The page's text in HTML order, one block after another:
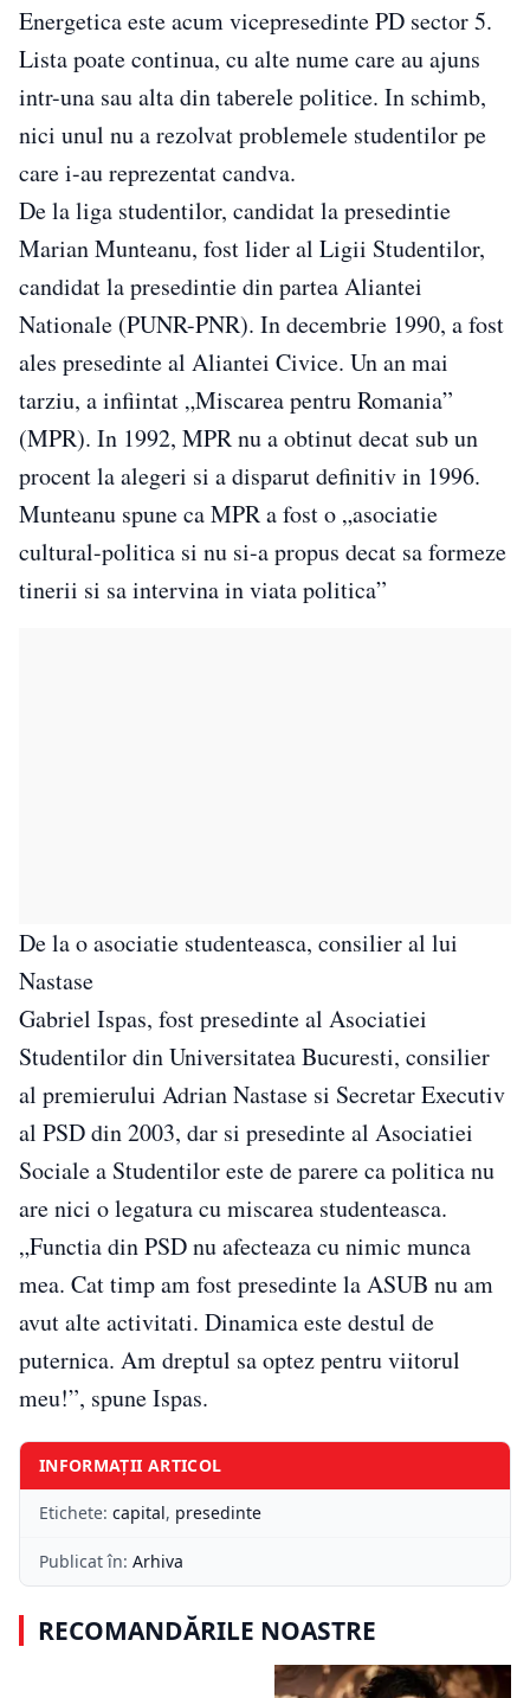
Energetica este acum vicepresedinte PD sector 5.
Lista poate continua, cu alte nume care au ajuns
intr-una sau alta din taberele politice. In schimb,
nici unul nu a rezolvat problemele studentilor pe
care i-au reprezentat candva.
De la liga studentilor, candidat la presedintie
Marian Munteanu, fost lider al Ligii Studentilor,
candidat la presedintie din partea Aliantei
Nationale (PUNR-PNR). In decembrie 1990, a fost
ales presedinte al Aliantei Civice. Un an mai
tarziu, a infiintat „Miscarea pentru Romania”
(MPR). In 1992, MPR nu a obtinut decat sub un
procent la alegeri si a disparut definitiv in 1996.
Munteanu spune ca MPR a fost o „asociatie
cultural-politica si nu si-a propus decat sa formeze
tinerii si sa intervina in viata politica”
De la o asociatie studenteasca, consilier al lui
Nastase
Gabriel Ispas, fost presedinte al Asociatiei
Studentilor din Universitatea Bucuresti, consilier
al premierului Adrian Nastase si Secretar Executiv
al PSD din 2003, dar si presedinte al Asociatiei
Sociale a Studentilor este de parere ca politica nu
are nici o legatura cu miscarea studenteasca.
„Functia din PSD nu afecteaza cu nimic munca
mea. Cat timp am fost presedinte la ASUB nu am
avut alte activitati. Dinamica este destul de
puternica. Am dreptul sa optez pentru viitorul
meu!”, spune Ispas.
INFORMAȚII ARTICOL
Etichete: capital, presedinte
Publicat în: Arhiva
RECOMANDĂRILE NOASTRE